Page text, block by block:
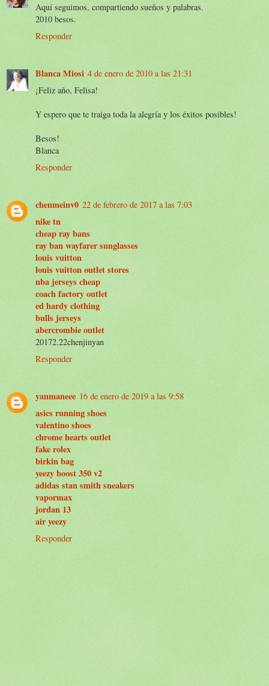
Aquí seguimos, compartiendo sueños y palabras.
2010 besos.
Responder
Blanca Miosi 4 de enero de 2010 a las 21:31
¡Feliz año, Felisa!
Y espero que te traiga toda la alegría y los éxitos posibles!
Besos!
Blanca
Responder
chenmeinv0 22 de febrero de 2017 a las 7:03
nike tn
cheap ray bans
ray ban wayfarer sunglasses
louis vuitton
louis vuitton outlet stores
nba jerseys cheap
coach factory outlet
ed hardy clothing
bulls jerseys
abercrombie outlet
20172.22chenjinyan
Responder
yanmaneee 16 de enero de 2019 a las 9:58
asics running shoes
valentino shoes
chrome hearts outlet
fake rolex
birkin bag
yeezy boost 350 v2
adidas stan smith sneakers
vapormax
jordan 13
air yeezy
Responder